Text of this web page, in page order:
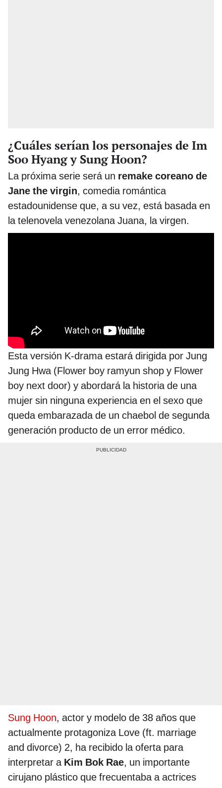
¿Cuáles serían los personajes de Im
Soo Hyang y Sung Hoon?
La próxima serie será un remake coreano de
Jane the virgin, comedia romántica
estadounidense que, a su vez, está basada en
la telenovela venezolana Juana, la virgen.
Esta versión K-drama estará dirigida por Jung
Jung Hwa (Flower boy ramyun shop y Flower
boy next door) y abordará la historia de una
mujer sin ninguna experiencia en el sexo que
queda embarazada de un chaebol de segunda
generación producto de un error médico.
Sung Hoon, actor y modelo de 38 años que
actualmente protagoniza Love (ft. marriage
and divorce) 2, ha recibido la oferta para
interpretar a Kim Bok Rae, un importante
cirujano plástico que frecuentaba a actrices